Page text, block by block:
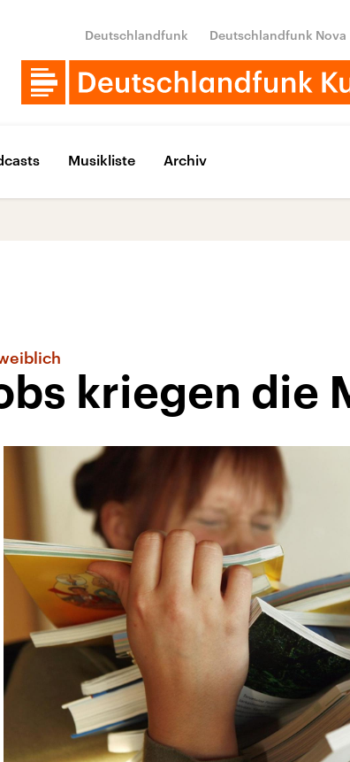
Deutschlandfunk Deutschlandfunk Nova
Musikliste Archiv
kriegen die